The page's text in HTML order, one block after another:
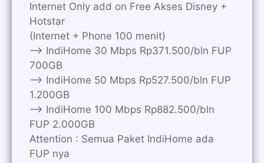
Internet Only add on Free Akses Disney +
Hotstar
(Internet + Phone 100 menit)
——> IndiHome 30 Mbps Rp371.500/bln FUP
700GB
——> IndiHome 50 Mbps Rp527.500/bln FUP
1.200GB
——> IndiHome 100 Mbps Rp882.500/bln
FUP 2.000GB
Attention : Semua Paket IndiHome ada
FUP nya